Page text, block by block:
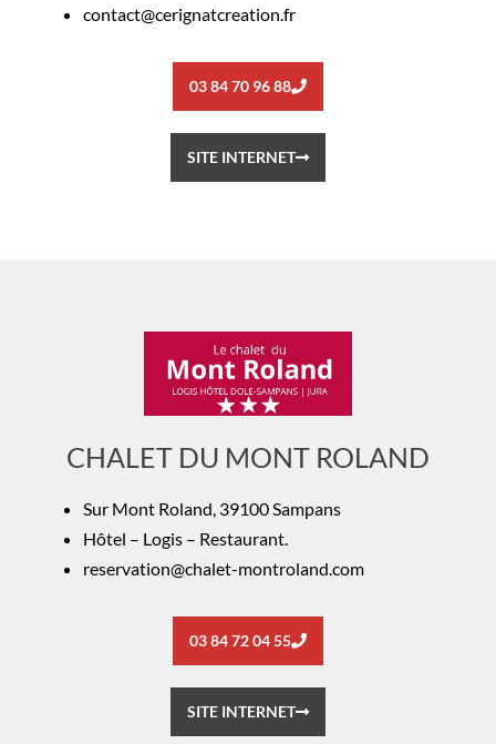
contact@cerignatcreation.fr
03 84 70 96 88
SITE INTERNET
CHALET DU MONT ROLAND
Sur Mont Roland, 39100 Sampans
Hôtel – Logis – Restaurant.
reservation@chalet-montroland.com
03 84 72 04 55
SITE INTERNET